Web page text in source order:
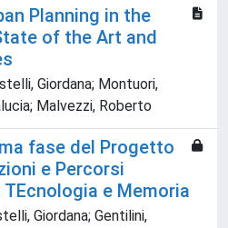
Planning in the
of the Art and
Giordana; Montuori,
Malvezzi, Roberto
fase del Progetto
e Percorsi
e Memoria
Giordana; Gentilini,